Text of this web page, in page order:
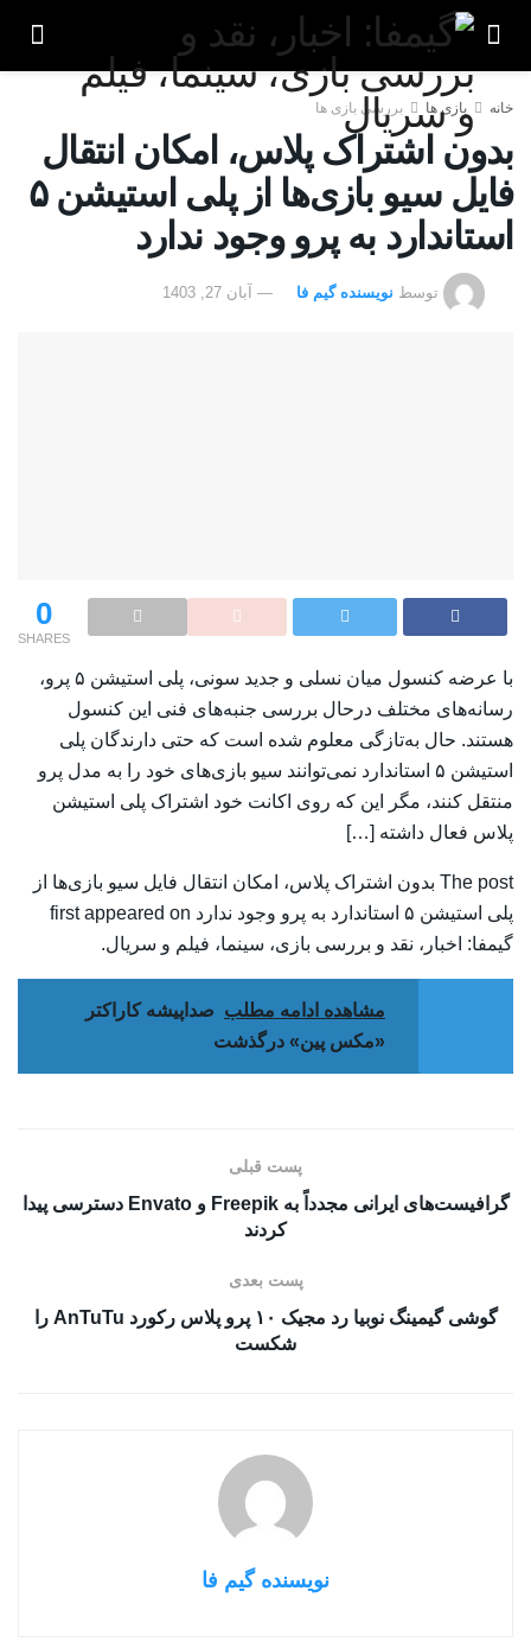
خانه بازی ها بررسی بازی ها
بدون اشتراک پلاس، امکان انتقال
فایل سیو بازی‌ها از پلی استیشن ۵
استاندارد به پرو وجود ندارد
توسط نویسنده گیم فا آبان 27, 1403
0
SHARES
با عرضه کنسول میان نسلی و جدید سونی، پلی استیشن ۵ پرو،
رسانه‌های مختلف درحال بررسی جنبه‌های فنی این کنسول
هستند. حال به‌تازگی معلوم شده است که حتی دارندگان پلی
استیشن ۵ استاندارد نمی‌توانند سیو بازی‌های خود را به مدل پرو
منتقل کنند، مگر این که روی اکانت خود اشتراک پلی استیشن
پلاس فعال داشته […]
The post بدون اشتراک پلاس، امکان انتقال فایل سیو بازی‌ها از
پلی استیشن ۵ استاندارد به پرو وجود ندارد first appeared on
گیمفا: اخبار، نقد و بررسی بازی، سینما، فیلم و سریال.
مشاهده ادامه مطلب صداپیشه کاراکتر
«مکس پین» درگذشت
پست قبلی
گرافیست‌های ایرانی مجدداً به Freepik و Envato دسترسی پیدا
کردند
پست بعدی
گوشی گیمینگ نوبیا رد مجیک ۱۰ پرو پلاس رکورد AnTuTu را
شکست
نویسنده گیم فا